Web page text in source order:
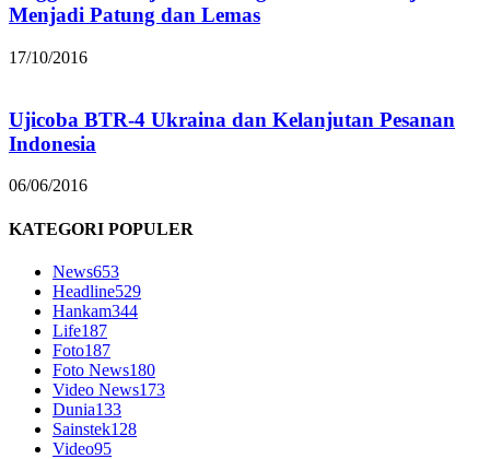
Menjadi Patung dan Lemas
17/10/2016
Ujicoba BTR-4 Ukraina dan Kelanjutan Pesanan
Indonesia
06/06/2016
KATEGORI POPULER
News653
Headline529
Hankam344
Life187
Foto187
Foto News180
Video News173
Dunia133
Sainstek128
Video95